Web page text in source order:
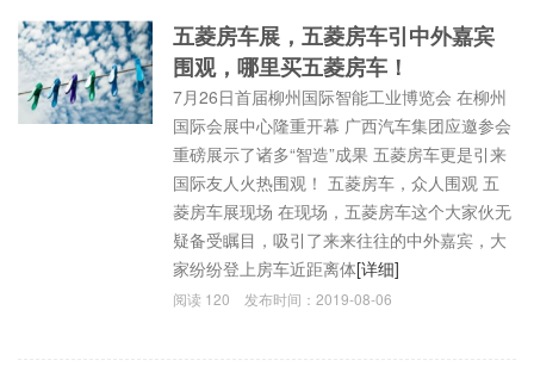
五菱房车展，五菱房车引中外嘉宾
围观，哪里买五菱房车！
7月26日首届柳州国际智能工业博览会 在柳州
国际会展中心隆重开幕 广西汽车集团应邀参会
重磅展示了诸多“智造”成果 五菱房车更是引来
国际友人火热围观！ 五菱房车，众人围观 五
菱房车展现场 在现场，五菱房车这个大家伙无
疑备受瞩目，吸引了来来往往的中外嘉宾，大
家纷纷登上房车近距离体[详细]
阅读 120 发布时间：2019-08-06